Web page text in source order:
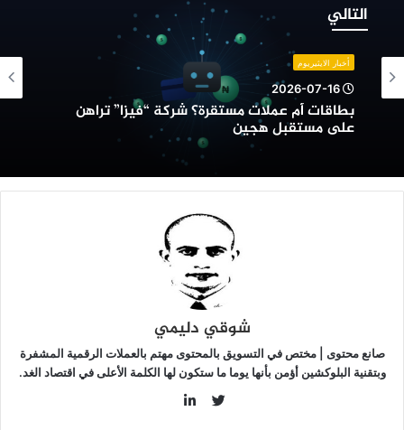
التالي
شركة
“فيزا”
تراهن
أخبار الايثيريوم
2026-07-16
بطاقات أم عملات مستقرة؟ شركة “فيزا” تراهن
على مستقبل هجين
شوقي دليمي
صانع محتوى | مختص في التسويق بالمحتوى مهتم بالعملات الرقمية المشفرة
وبتقنية البلوكشين أؤمن بأنها يوما ما ستكون لها الكلمة الأعلى في اقتصاد الغد.